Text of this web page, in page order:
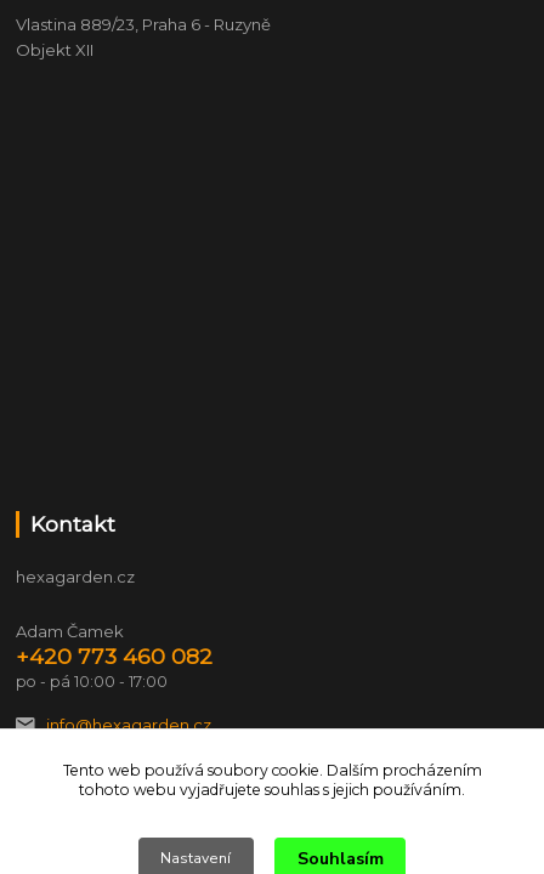
Vlastina 889/23, Praha 6 - Ruzyně
Objekt XII
Kontakt
hexagarden.cz
Adam Čamek
+420 773 460 082
po - pá 10:00 - 17:00
info@hexagarden.cz
Tento web používá soubory cookie. Dalším procházením
tohoto webu vyjadřujete souhlas s jejich používáním.
Nastavení Souhlasím